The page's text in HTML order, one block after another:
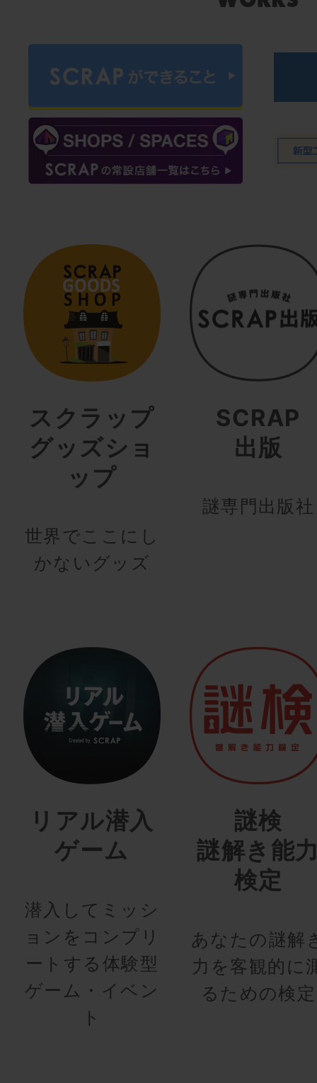
スクラップ
グッズショ
ップ
世界でここにし
かないグッズ
SCRAP
出版
謎専門出版社
リアル潜入
ゲーム
潜入してミッシ
ョンをコンプリ
ートする体験型
ゲーム・イベン
ト
謎検
謎解き能
検定
あなたの謎解
力を客観的に
るための検定